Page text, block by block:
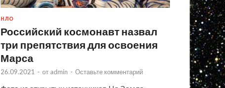
НЛО
Российский космонавт назвал
три препятствия для освоения
Марса
26.09.2021 - от admin - Оставьте комментарий